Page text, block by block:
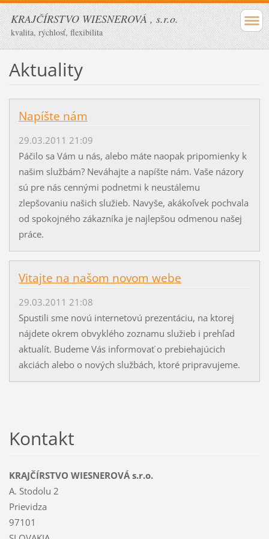
KRAJČÍRSTVO WIESNEROVÁ , s.r.o.
kvalita, rýchlosť, flexibilita
Aktuality
Napíšte nám
29.03.2011 21:09
Páčilo sa Vám u nás, alebo máte naopak pripomienky k
našim službám? Neváhajte a napíšte nám. Vaše názory
sú pre nás cennými podnetmi k neustálemu
zlepšovaniu našich služieb. Navyše, akákoľvek pochvala
od spokojného zákazníka je najlepšou odmenou našej
práce.
Vitajte na našom novom webe
29.03.2011 21:08
Spustili sme novú internetovú prezentáciu, na ktorej
nájdete okrem obvyklého zoznamu služieb i prehľad
aktualít. Budeme Vás informovať o prebiehajúcich
akciách alebo o nových službách, ktoré pripravujeme.
Kontakt
KRAJČÍRSTVO WIESNEROVÁ s.r.o.
A. Stodolu 2
Prievidza
97101